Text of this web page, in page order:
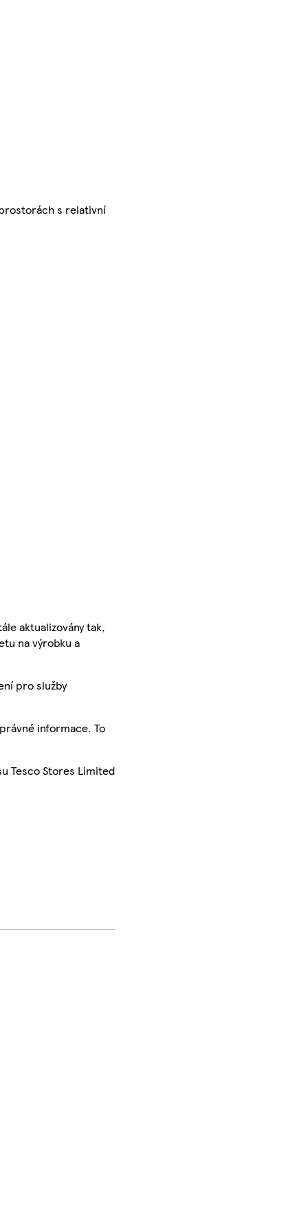
s relativní
aktualizovány tak,
na výrobku a
pro služby
informace. To
Tesco Stores Limited